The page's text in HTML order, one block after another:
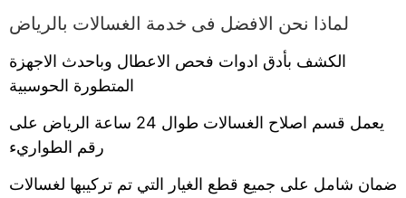
لماذا نحن الافضل فى خدمة الغسالات بالرياض
الكشف بأدق ادوات فحص الاعطال وباحدث الاجهزة
المتطورة الحوسبية
يعمل قسم اصلاح الغسالات طوال 24 ساعة الرياض على
رقم الطواريء
ضمان شامل على جميع قطع الغيار التي تم تركيبها لغسالات